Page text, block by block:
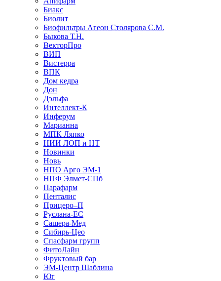
Биакс
Биолит
Биофильтры Агеон Столярова С.М.
Быкова Т.Н.
ВекторПро
ВИП
Вистерра
ВПК
Дом кедра
Дон
Дэльфа
Интеллект-К
Инферум
Марианна
МПК Ляпко
НИИ ЛОП и НТ
Новинки
Новь
НПО Арго ЭМ-1
НПФ Элмет-СПб
Парафарм
Пенталис
Прицеро–П
Руслана-ЕС
Сашера-Мед
Сибирь-Цео
Спасфарм групп
ФитоЛайн
Фруктовый бар
ЭМ-Центр Шаблина
Юг